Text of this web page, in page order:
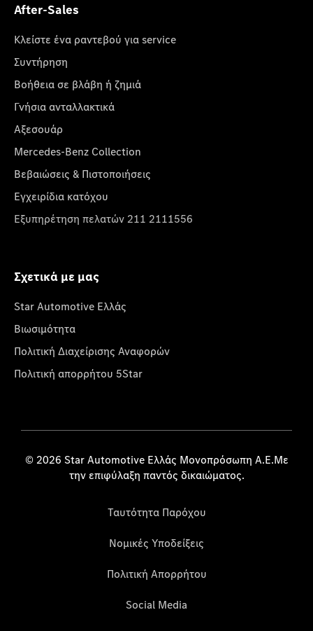
After-Sales
Κλείστε ένα ραντεβού για service
Συντήρηση
Βοήθεια σε βλάβη ή ζημιά
Γνήσια ανταλλακτικά
Αξεσουάρ
Mercedes-Benz Collection
Βεβαιώσεις & Πιστοποιήσεις
Εγχειρίδια κατόχου
Εξυπηρέτηση πελατών 211 2111556
Σχετικά με μας
Star Automotive Ελλάς
Βιωσιμότητα
Πολιτική Διαχείρισης Αναφορών
Πολιτική απορρήτου 5Star
© 2026 Star Automotive Ελλάς Μονοπρόσωπη Α.Ε.Με
την επιφύλαξη παντός δικαιώματος.
Ταυτότητα Παρόχου
Νομικές Υποδείξεις
Πολιτική Απορρήτου
Social Media